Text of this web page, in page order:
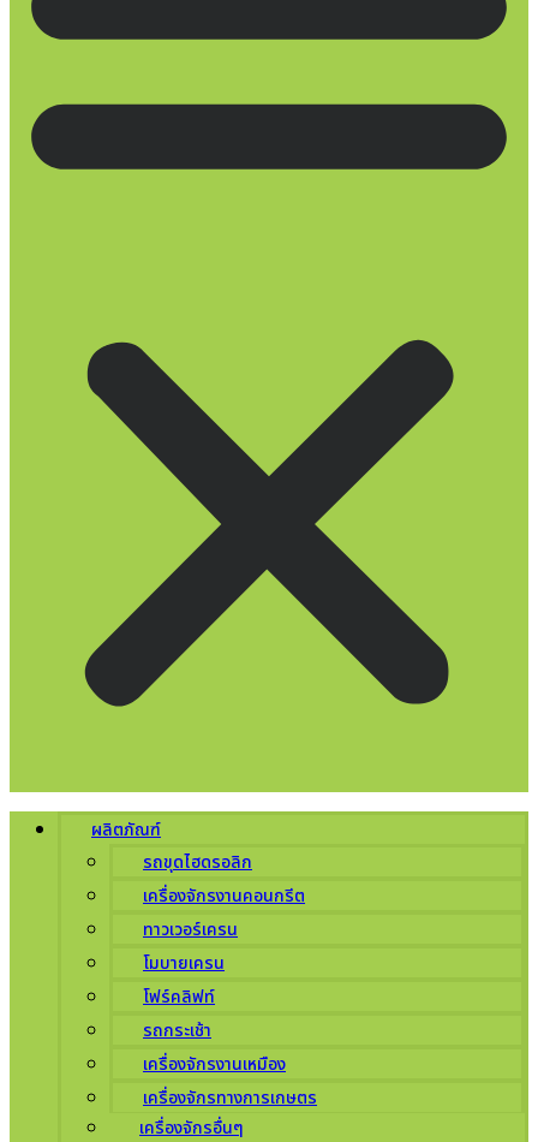
ผลิตภัณฑ์
รถขุดไฮดรอลิก
เครื่องจักรงานคอนกรีต
ทาวเวอร์เครน
โมบายเครน
โฟร์คลิฟท์
รถกระเช้า
เครื่องจักรงานเหมือง
เครื่องจักรทางการเกษตร
เครื่องจักรอื่นๆ